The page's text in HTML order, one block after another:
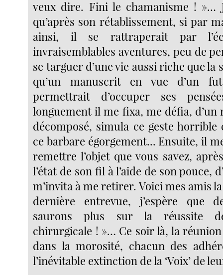
veux dire. Fini le chamanisme ! »…
qu’après son rétablissement, si par
ainsi, il se rattraperait par
invraisemblables aventures, peu de
se targuer d’une vie aussi riche que
qu’un manuscrit en vue d’un
permettrait d’occuper ses
longuement il me fixa, me défia, d’un
décomposé, simula ce geste
ce barbare égorgement... Ensuite, il
remettre l’objet que vous savez,
l’état de son fil à l’aide de son pouce,
m’invita à me retirer. Voici mes amis
dernière entrevue, j’espère que
saurons plus sur la réussite
chirurgicale ! »… Ce soir là, la réunion
dans la morosité, chacun des
l’inévitable extinction de la ‘Voix’ de